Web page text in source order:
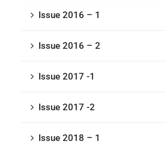
Issue 2016 – 1
Issue 2016 – 2
Issue 2017 -1
Issue 2017 -2
Issue 2018 – 1